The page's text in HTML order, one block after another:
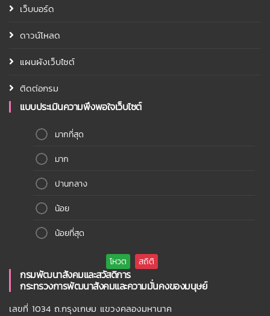
เว็บบอร์ด
ดาวน์โหลด
แผนผังเว็บไซต์
ติดต่อกรม
แบบประเมินความพึงพอใจเว็บไซต์
มากที่สุด
มาก
ปานกลาง
น้อย
น้อยที่สุด
กรมพัฒนาสังคมและสวัสดิการ
กระทรวงการพัฒนาสังคมและความมั่นคงของมนุษย์
เลขที่ 1034 ถ.กรุงเกษม แขวงคลองมหานาค